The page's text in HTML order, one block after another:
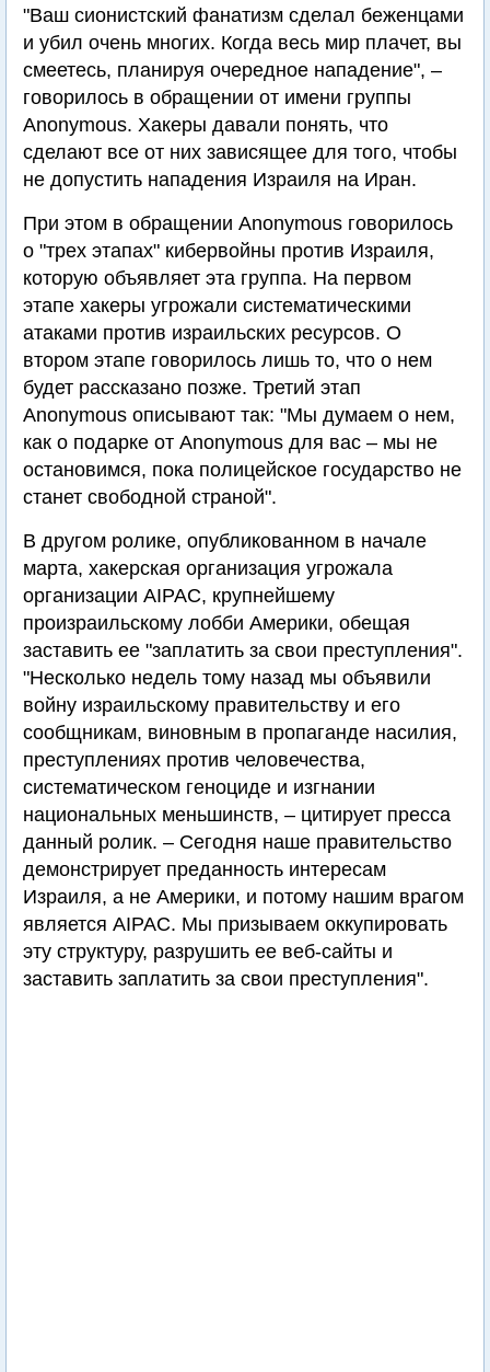
"Ваш сионистский фанатизм сделал беженцами
и убил очень многих. Когда весь мир плачет, вы
смеетесь, планируя очередное нападение", –
говорилось в обращении от имени группы
Anonymous. Хакеры давали понять, что
сделают все от них зависящее для того, чтобы
не допустить нападения Израиля на Иран.
При этом в обращении Anonymous говорилось
о "трех этапах" кибервойны против Израиля,
которую объявляет эта группа. На первом
этапе хакеры угрожали систематическими
атаками против израильских ресурсов. О
втором этапе говорилось лишь то, что о нем
будет рассказано позже. Третий этап
Anonymous описывают так: "Мы думаем о нем,
как о подарке от Anonymous для вас – мы не
остановимся, пока полицейское государство не
станет свободной страной".
В другом ролике, опубликованном в начале
марта, хакерская организация угрожала
организации AIPAC, крупнейшему
произраильскому лобби Америки, обещая
заставить ее "заплатить за свои преступления".
"Несколько недель тому назад мы объявили
войну израильскому правительству и его
сообщникам, виновным в пропаганде насилия,
преступлениях против человечества,
систематическом геноциде и изгнании
национальных меньшинств, – цитирует пресса
данный ролик. – Сегодня наше правительство
демонстрирует преданность интересам
Израиля, а не Америки, и потому нашим врагом
является AIPAC. Мы призываем оккупировать
эту структуру, разрушить ее веб-сайты и
заставить заплатить за свои преступления".